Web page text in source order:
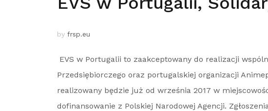
by frsp.eu
EVS w Portugalii to zaakceptowany do realizacji
Przedsiębiorczego oraz portugalskiej organizacji
realizowany będzie już od września 2017 w
dofinansowanie z Polskiej Narodowej Agencji.